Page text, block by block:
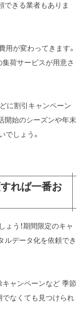
できる業者もありま
が変わってきます。
荷サービスが用意さ
に割引キャンペーン
開始のシーズンや年末
しょう。
れば一番お
う！期間限定のキャ
ルデータ化を依頼でき
キャンペーンなど 季節
でなくても見つけられ